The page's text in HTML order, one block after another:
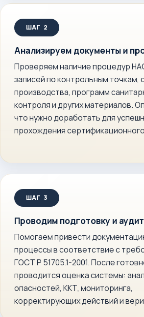
Анализируем документы и
Проверяем наличие процедур
записей по контрольным точкам,
производства, программ
контроля и других материалов.
что нужно доработать для
прохождения
Проводим подготовку и аудит
Помогаем привести
процессы в соответствие с
ГОСТ Р 51705.1-2001. После
проводится оценка системы:
опасностей, ККТ, мониторинга,
корректирующих действий и